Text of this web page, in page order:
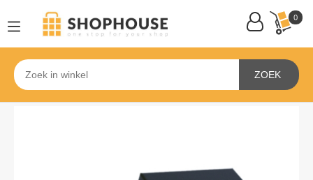
0
ZOEK